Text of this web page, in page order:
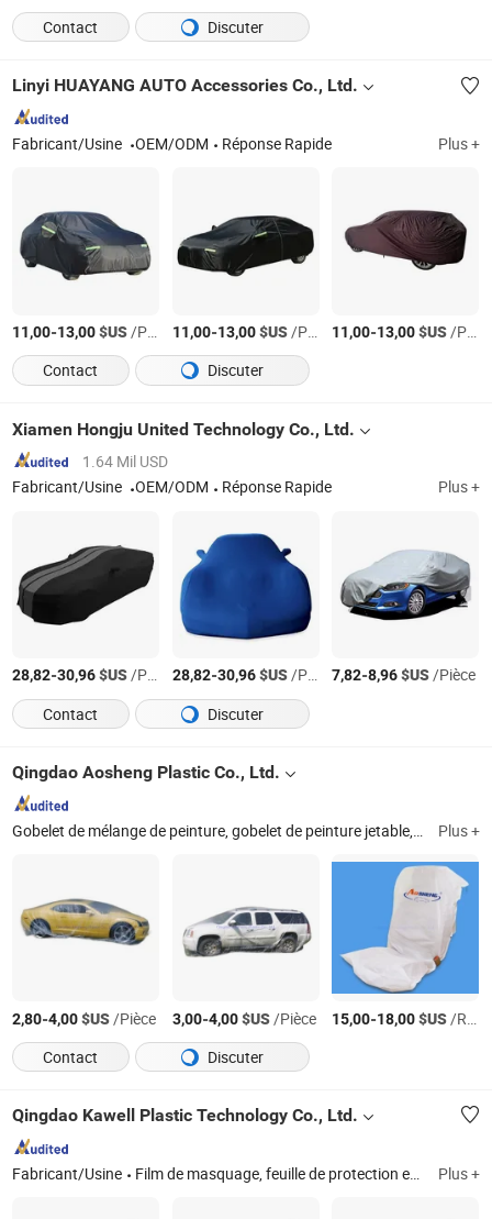
Contact
Discuter
Linyi HUAYANG AUTO Accessories Co., Ltd.
Fabricant/Usine OEM/ODM Réponse Rapide Plus +
11,00-13,00$US/Pièce 11,00-13,00$US/Pièce 11,00-13,00$US/Pièce
Contact
Discuter
Xiamen Hongju United Technology Co., Ltd.
1.64 Mil USD
Fabricant/Usine
OEM/ODM Réponse Rapide Plus +
28,82-30,96$US/Pièce 28,82-30,96$US/Pièce 7,82-8,96$US/Pièce
Contact
Discuter
Qingdao Aosheng Plastic Co., Ltd.
Plus +
2,80-4,00$US/Pièce 3,00-4,00$US/Pièce 15,00-18,00$US/Rouleau
Contact
Discuter
Qingdao Kawell Plastic Technology Co., Ltd.
Fabricant/Usine Film de masquage, feuille de protection en plastique, produits d'entretien automobile jetables, film de protection, gobelet de mélange, gobelet à peinture, gobelet de mesure, agitateur de mélange Plus +